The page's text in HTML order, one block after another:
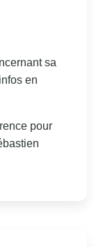
sa
en
pour